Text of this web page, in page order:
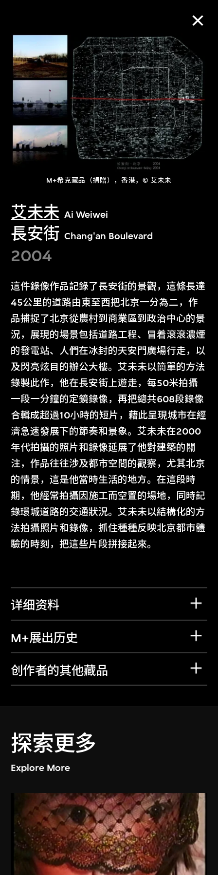
M+希克藏品（捐贈），香港，© 艾未未
艾未未 Ai Weiwei
長安街 Chang'an Boulevard
2004
這件錄像作品記錄了長安街的景觀，這條長達
45公里的道路由東至西把北京一分為二，作
品捕捉了北京從農村到商業區到政治中心的景
況，展現的場景包括道路工程、冒着滾滾濃煙
的發電站、人們在冰封的天安門廣場行走，以
及閃亮炫目的辦公大樓。艾未未以簡單的方法
錄製此作，他在長安街上遊走，每50米拍攝
一段一分鐘的定鏡錄像，再把總共608段錄像
合輯成超過10小時的短片，藉此呈現城市在經
濟急速發展下的節奏和景象。艾未未在2000
年代拍攝的照片和錄像延展了他對建築的關
注，作品往往涉及都市空間的觀察，尤其北京
的情景，這是他當時生活的地方。在這段時
期，他經常拍攝因施工而空置的場地，同時記
錄環城道路的交通狀況。艾未未以結構化的方
法拍攝照片和錄像，抓住種種反映北京都市體
驗的時刻，把這些片段拼接起來。
详细资料
M+展出历史
创作者的其他藏品
探索更多
Explore More
M+藏品
进一步筛选 搜索
关于M+藏品
探索世界顶级的二十及二十一世纪视觉